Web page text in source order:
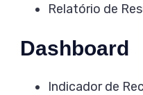
Relatório de
Dashboard
Indicador de